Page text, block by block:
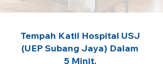
Tempah Katil Hospital USJ
(UEP Subang Jaya) Dalam
5 Minit.